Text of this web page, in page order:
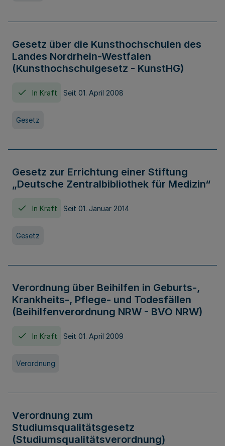
Gesetz über die Kunsthochschulen des
Landes Nordrhein-Westfalen
(Kunsthochschulgesetz - KunstHG)
In Kraft Seit 01. April 2008
Gesetz
Gesetz zur Errichtung einer Stiftung
„Deutsche Zentralbibliothek für Medizin“
In Kraft Seit 01. Januar 2014
Gesetz
Verordnung über Beihilfen in Geburts-,
Krankheits-, Pflege- und Todesfällen
(Beihilfenverordnung NRW - BVO NRW)
In Kraft Seit 01. April 2009
Verordnung
Verordnung zum
Studiumsqualitätsgesetz
(Studiumsqualitätsverordnung)